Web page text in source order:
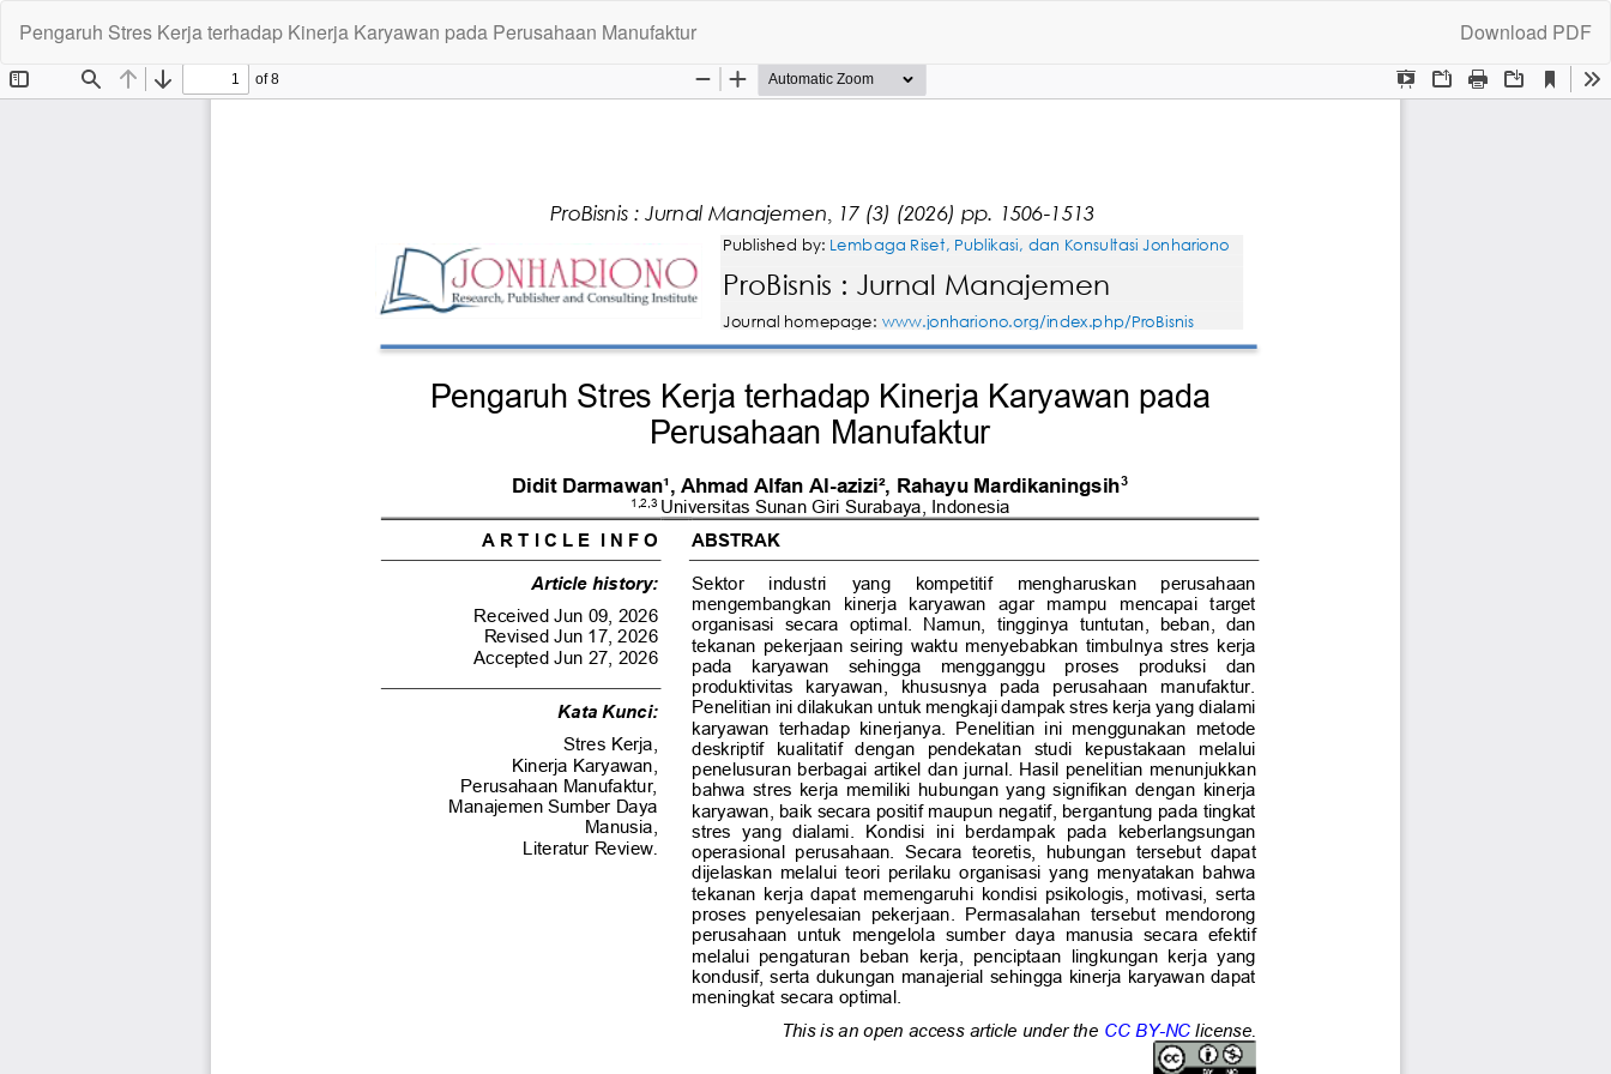
Article
Details
Pengaruh Stres Kerja terhadap Kinerja Karyawan pada Perusahaan Manufaktur Download
Download PDF